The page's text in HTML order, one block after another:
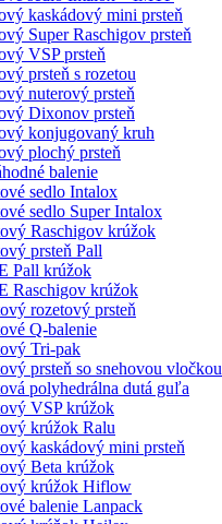
kaskádový mini prsteň
Super Raschigov prsteň
VSP prsteň
prsteň s rozetou
nuterový prsteň
Dixonov prsteň
konjugovaný kruh
plochý prsteň
balenie
sedlo Intalox
sedlo Super Intalox
Raschigov krúžok
prsteň Pall
Pall krúžok
Raschigov krúžok
rozetový prsteň
Q-balenie
Tri-pak
prsteň so snehovou vločkou
polyhedrálna dutá guľa
VSP krúžok
krúžok Ralu
kaskádový mini prsteň
Beta krúžok
krúžok Hiflow
balenie Lanpack